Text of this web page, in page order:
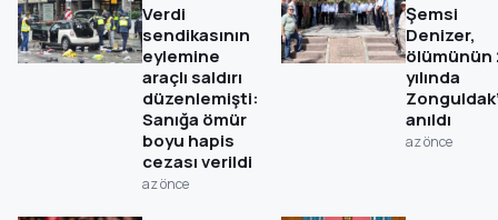
Verdi
sendikasının
eylemine
araçlı saldırı
düzenlemişti:
Sanığa ömür
boyu hapis
cezası verildi
az önce
Şemsi
Denizer,
ölümünün
yılında
anıldı
az önce